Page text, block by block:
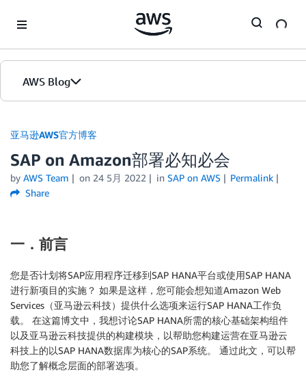
AWS Blog
首页
版本
亚马逊AWS官方博客
SAP on Amazon部署必知必会
by AWS Team on 24 5月 2022 in SAP on AWS
Permalink
Share
一．前言
您是否计划将SAP应用程序迁移到SAP HANA平台或使用SAP HANA
进行新项目的实施？ 如果是这样，您可能会想知道Amazon Web
Services（亚马逊云科技）提供什么选项来运行SAP HANA工作负
载。 在这篇博文中，我想讨论SAP HANA所需的核心基础架构组件
以及亚马逊云科技提供的构建模块，以帮助您构建运营在亚马逊云
科技上的以SAP HANA数据库为核心的SAP系统。 通过此文，可以帮
助您了解概念层面的部署选项。